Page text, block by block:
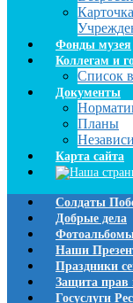
Фонды музея
Коллегам и
Список
Документы
Планы
Карта сайта
Солдаты
Добрые дела
Наши
Праздники
Защита прав
Госуслуги